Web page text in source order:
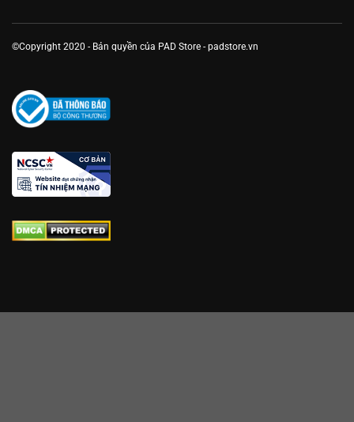
©Copyright 2020 - Bản quyền của PAD Store - padstore.vn